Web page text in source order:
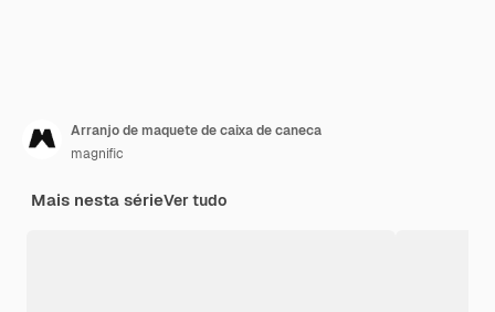
Arranjo de maquete de caixa de caneca
magnific
Mais nesta sérieVer tudo